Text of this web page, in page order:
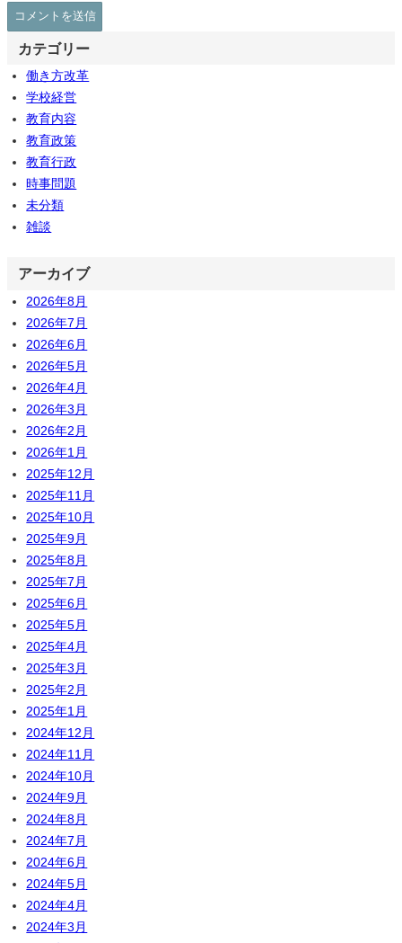
カテゴリー
働き方改革
学校経営
教育内容
教育政策
教育行政
時事問題
未分類
雑談
アーカイブ
2026年8月
2026年7月
2026年6月
2026年5月
2026年4月
2026年3月
2026年2月
2026年1月
2025年12月
2025年11月
2025年10月
2025年9月
2025年8月
2025年7月
2025年6月
2025年5月
2025年4月
2025年3月
2025年2月
2025年1月
2024年12月
2024年11月
2024年10月
2024年9月
2024年8月
2024年7月
2024年6月
2024年5月
2024年4月
2024年3月